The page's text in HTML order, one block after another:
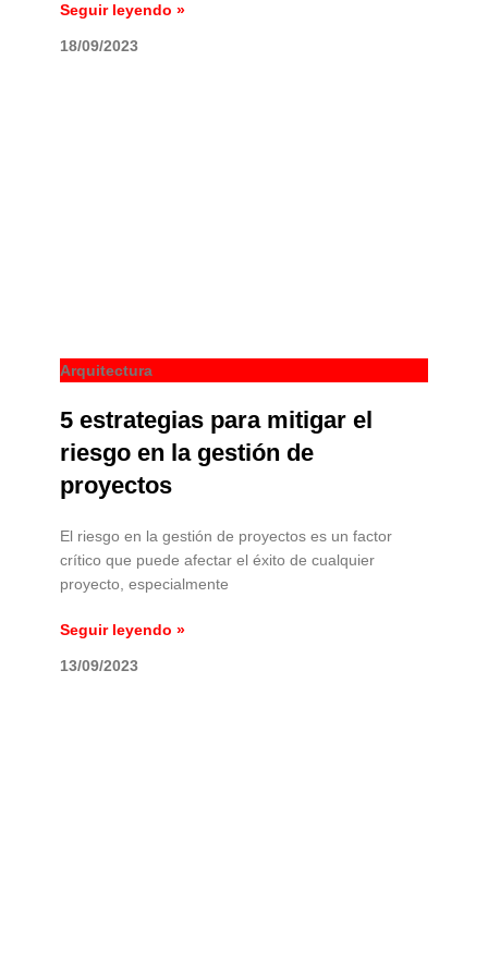
Seguir leyendo »
18/09/2023
Arquitectura
5 estrategias para mitigar el
riesgo en la gestión de
proyectos
El riesgo en la gestión de proyectos es un factor
crítico que puede afectar el éxito de cualquier
proyecto, especialmente
Seguir leyendo »
13/09/2023